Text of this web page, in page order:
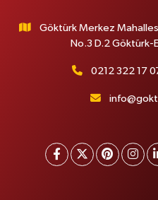
Göktürk Merkez
No.3 D.2
0212 322 17